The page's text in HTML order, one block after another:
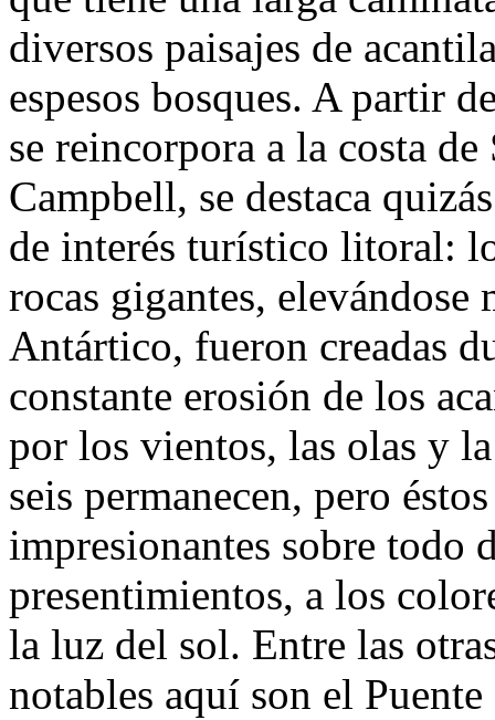
diversos paisajes de
espesos bosques. A partir
se reincorpora a la costa
Campbell, se destaca
de interés turístico litoral:
rocas gigantes, elevándose
Antártico, fueron creadas
constante erosión de los
por los vientos, las olas y
seis permanecen, pero
impresionantes sobre todo
presentimientos, a los
la luz del sol. Entre las
notables aquí son el